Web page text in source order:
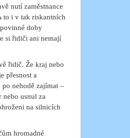
nutí zaměstnance
to i v tak riskantních
doby
si řidiči ani nemají
řidič. Že kraj nebo
přesnost a
nehodě zajímat –
usnul za
na silnicích
hromadné